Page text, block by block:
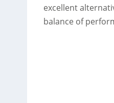
excellent
balance of